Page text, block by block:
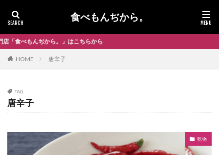
食べもんぢから。
から。」はこちらから
HOME 唐辛子
TAG
唐辛子
乾物